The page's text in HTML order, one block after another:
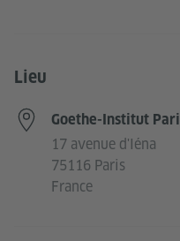
Lieu
Goethe-Institut
17 avenue d'Iéna
75116 Paris
France